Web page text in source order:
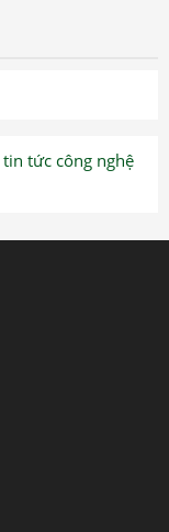
tin tức công nghệ